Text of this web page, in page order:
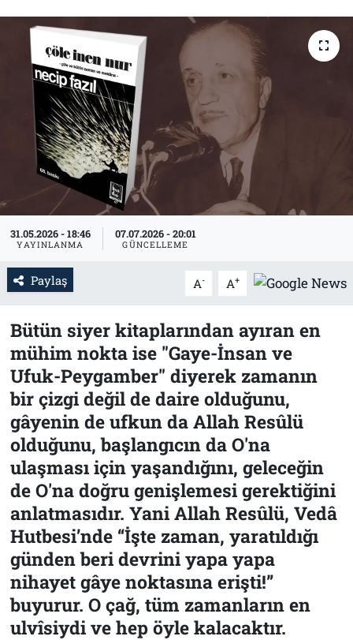
31.05.2026 - 18:46
YAYINLANMA
07.07.2026 - 20:01
GÜNCELLEME
Paylaş A- A+
Bütün siyer kitaplarından ayıran en
mühim nokta ise "Gaye-İnsan ve
Ufuk-Peygamber" diyerek zamanın
bir çizgi değil de daire olduğunu,
gâyenin de ufkun da Allah Resûlü
olduğunu, başlangıcın da O'na
ulaşması için yaşandığını, geleceğin
de O'na doğru genişlemesi gerektiğini
anlatmasıdır. Yani Allah Resûlü, Vedâ
Hutbesi’nde “İşte zaman, yaratıldığı
günden beri devrini yapa yapa
nihayet gâye noktasına erişti!”
buyurur. O çağ, tüm zamanların en
ulvîsiydi ve hep öyle kalacaktır.
Tarih
İletişim
Künye